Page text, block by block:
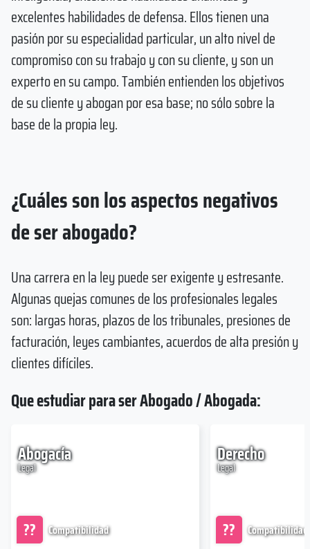
excelentes habilidades de defensa. Ellos tienen una
pasión por su especialidad particular, un alto nivel de
compromiso con su trabajo y con su cliente, y son un
experto en su campo. También entienden los objetivos
de su cliente y abogan por esa base; no sólo sobre la
base de la propia ley.
¿Cuáles son los aspectos negativos
de ser abogado?
Una carrera en la ley puede ser exigente y estresante.
Algunas quejas comunes de los profesionales legales
son: largas horas, plazos de los tribunales, presiones de
facturación, leyes cambiantes, acuerdos de alta presión y
clientes difíciles.
Que estudiar para ser Abogado / Abogada:
Abogacía
Legal
Compatibilidad
??
Derecho
Legal
Compatibilidad
??